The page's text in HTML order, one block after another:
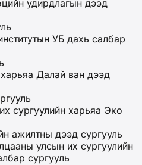
удирдлагын дээд
УБ дахь салбар
Далай ван дээд
сургуулийн харьяа Эко
ажилтны дээд сургууль
улсын их сургуулийн
сургууль